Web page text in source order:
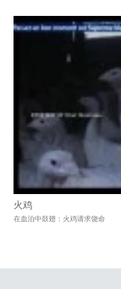
火鸡
在血泊中鼓翅：火鸡请求饶命